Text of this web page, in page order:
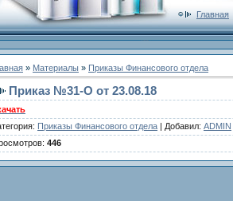
Главная
» Материалы » Приказы Финансового отдела
Приказ №31-O от 23.08.18
: Приказы Финансового отдела | Добавил: ADMIN
: 446